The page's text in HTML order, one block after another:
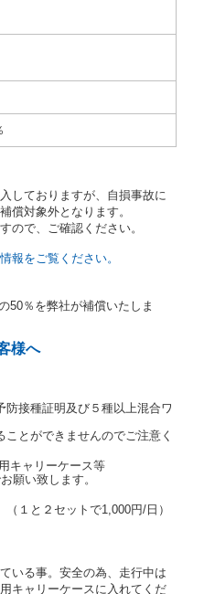
項を遵守するものとしま
（注１）に基づき、貸渡
１項に規定する貸渡証に
免許の種類及び運転免許証
は運転者の運転免許証の
契約の締結にあたり、借受
運転者（以下「運転者」
証の提示を求めるほか、そ
あります。この場合、借
が異なるときはその運転者
のとします。
とは、国土交通省自動車
）の２．(10)及び(11)の
路交通法第９２条に規定
道路交通法施行規則第１
本人確認ができる書類の
あたり、借受期間中に借受
の携帯電話番号等の告知
たり、借受人に対し、ク
金による支払いを求め、又
することがあります。
延長はできないものとし
が前3項に従わない場合
するとともに、予約を取消
しておりますが、自損事故に
償対象外となります。
ので、ご確認ください。
報をご覧ください。
50％を弊社が補償いたしま
様へ
防接種証明及び５種以上混合ワ
ことができませんのでご注意く
キャリーケース等
願い致します。
１と２セットで1,000円/日）
いる事。安全の為、走行中は
キャリーケースに入れてくだ